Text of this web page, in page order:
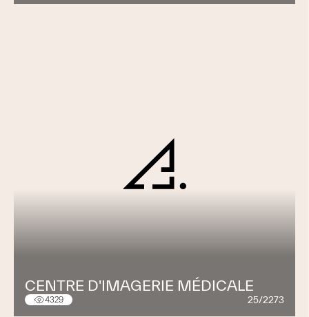
CENTRE D'IMAGERIE MÉDICALE
4329 25/2273